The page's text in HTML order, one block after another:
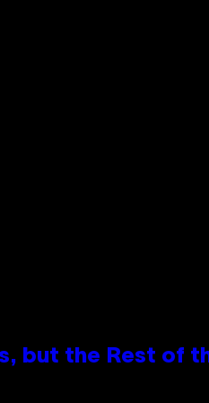
but the Rest of